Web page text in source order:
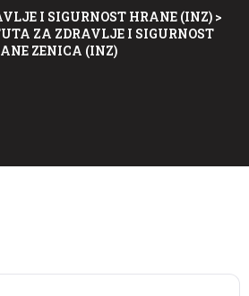
I SIGURNOST HRANE (INZ)>
ZA ZDRAVLJE I SIGURNOST
ZENICA (INZ)